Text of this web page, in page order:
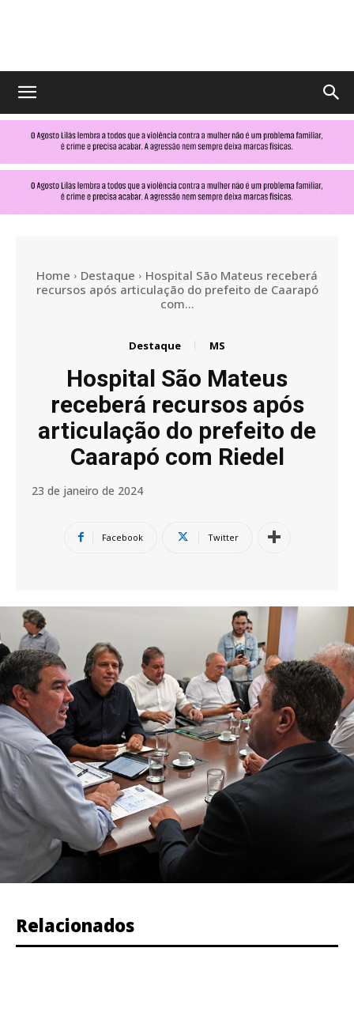
No
Olhar
MS
Home Destaque
Hospital São Mateus receberá
recursos após articulação do prefeito de Caarapó
com...
Destaque MS
Hospital São Mateus
receberá recursos após
articulação do prefeito de
Caarapó com Riedel
23 de janeiro de 2024
Facebook Twitter
Relacionados